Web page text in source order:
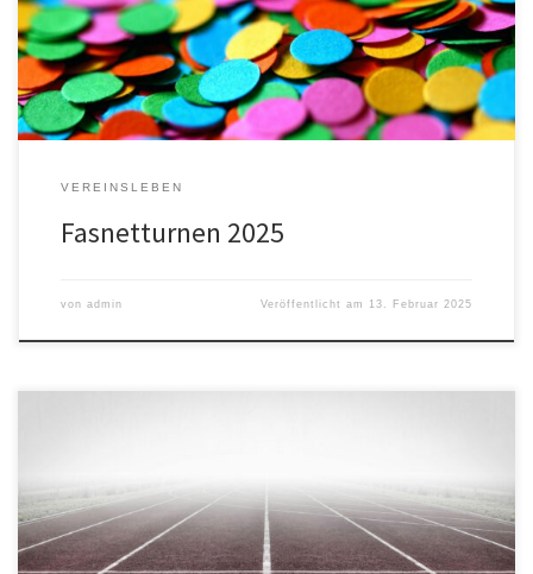
Wann geht’s los? Die Kinder aus den Turngruppen treffen sich
bereits um […]
VEREINSLEBEN
Fasnetturnen 2025
von admin Veröffentlicht am 13. Februar 2025
sportbegeisterte Menschen, die im Turn- und Leichtathletikverein
Simonswald Kurse für Kinder und Erwachsene anleiten möchten.
Du kannst einen bestehenden Kurs weiterführen oder uns einen
neuen Kurs vorschlagen. Von Eltern-Kind-Turnen über Ping-Pong bis